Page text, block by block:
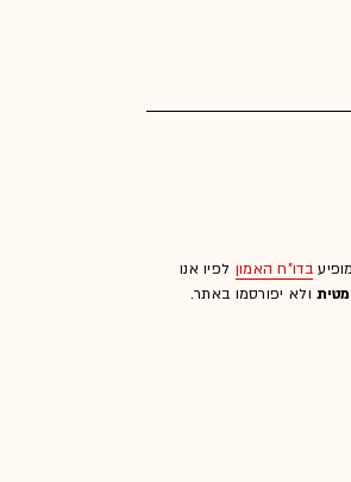
בדו"ח האמון לפיו אנו
ולא יפורסמו באתר.